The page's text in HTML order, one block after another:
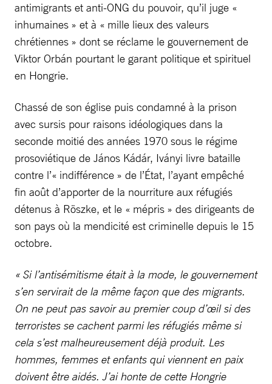
antimigrants et anti-ONG du pouvoir, qu’il juge «
inhumaines » et à « mille lieux des valeurs
chrétiennes » dont se réclame le gouvernement de
Viktor Orbán pourtant le garant politique et spirituel
en Hongrie.
Chassé de son église puis condamné à la prison
avec sursis pour raisons idéologiques dans la
seconde moitié des années 1970 sous le régime
prosoviétique de János Kádár, Iványi livre bataille
contre l’« indifférence » de l’État, l’ayant empêché
fin août d’apporter de la nourriture aux réfugiés
détenus à Röszke, et le « mépris » des dirigeants de
son pays où la mendicité est criminelle depuis le 15
octobre.
« Si l’antisémitisme était à la mode, le gouvernement
s’en servirait de la même façon que des migrants.
On ne peut pas savoir au premier coup d’œil si des
terroristes se cachent parmi les réfugiés même si
cela s’est malheureusement déjà produit. Les
hommes, femmes et enfants qui viennent en paix
doivent être aidés. J’ai honte de cette Hongrie